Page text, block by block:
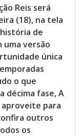
Reis será
(18), na tela
história de
uma versão
única
o que
décima fase, A
aproveite para
outros
os